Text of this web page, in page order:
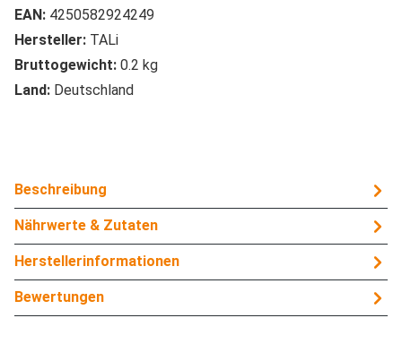
EAN: 4250582924249
Hersteller: TALi
Bruttogewicht: 0.2 kg
Land: Deutschland
Beschreibung
Nährwerte & Zutaten
Herstellerinformationen
Bewertungen